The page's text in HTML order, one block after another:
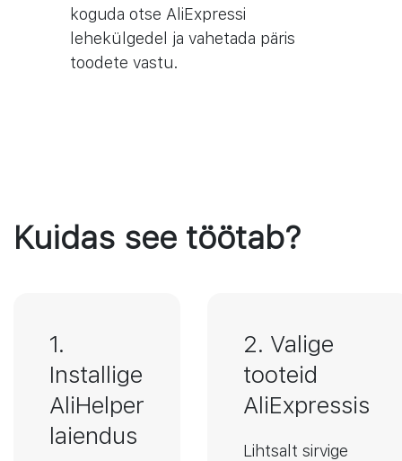
koguda otse AliExpressi
lehekülgedel ja vahetada päris
toodete vastu.
Kuidas see töötab?
1.
Installige
AliHelper
laiendus
2. Valige
tooteid
AliExpressis
Lihtsalt sirvige